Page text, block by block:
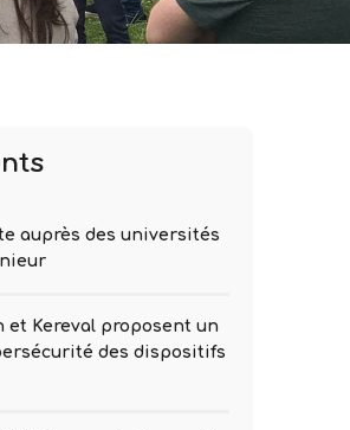
auprès des universités
et Kereval proposent un
des dispositifs